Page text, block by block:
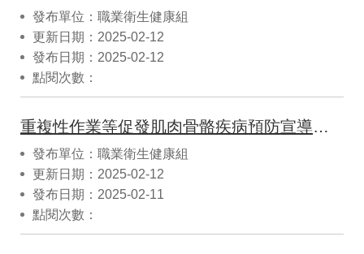
發布單位：職業衛生健康組
更新日期：2025-02-12
發布日期：2025-02-12
點閱次數：
重複性作業等促發肌肉骨骼疾病預防宣導摺頁
發布單位：職業衛生健康組
更新日期：2025-02-12
發布日期：2025-02-11
點閱次數：